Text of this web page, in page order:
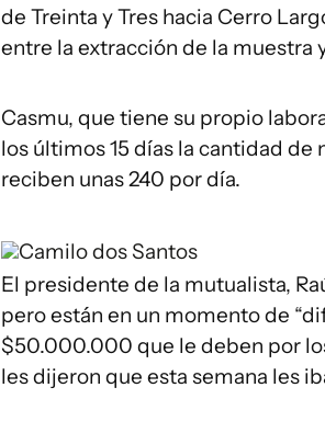
de Treinta y Tres hacia Cerro
entre la extracción de la muestra
Casmu, que tiene su propio
los últimos 15 días la cantidad
reciben unas 240 por día.
Camilo dos Santos
El presidente de la mutualista,
pero están en un momento de
$50.000.000 que le deben por
les dijeron que esta semana les